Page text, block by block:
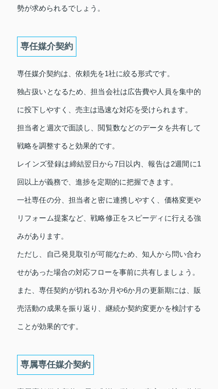
勢が求められるでしょう。
専任媒介契約
専任媒介契約は、依頼先を1社に絞る形式です。
独占扱いとなるため、担当会社は広告費や人員を集中的
に投下しやすく、売主は迅速な対応を受けられます。
担当者と週次で面談し、閲覧数などのデータを共有して
戦略を調整すると効果的です。
レインズ登録は締結翌日から7日以内、報告は2週間に1
回以上が義務で、進捗を定期的に把握できます。
一社専任の分、担当者と密に連携しやすく、価格変更や
リフォーム提案など、戦略修正をスピーディに行える強
みがあります。
ただし、自己発見取引が可能なため、知人から問い合わ
せがあった場合の対応フローを事前に共有しましょう。
また、専任契約が切れる3か月や6か月の更新期には、販
売活動の成果を振り返り、継続か契約変更かを検討する
ことが効果的です。
専属専任媒介契約